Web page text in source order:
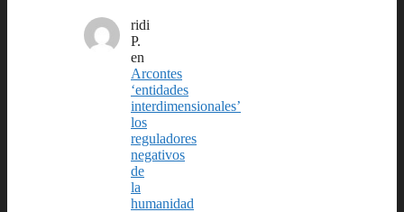
ridi
P.
en
Arcontes
‘entidades
interdimensionales’
los
reguladores
negativos
de
la
humanidad